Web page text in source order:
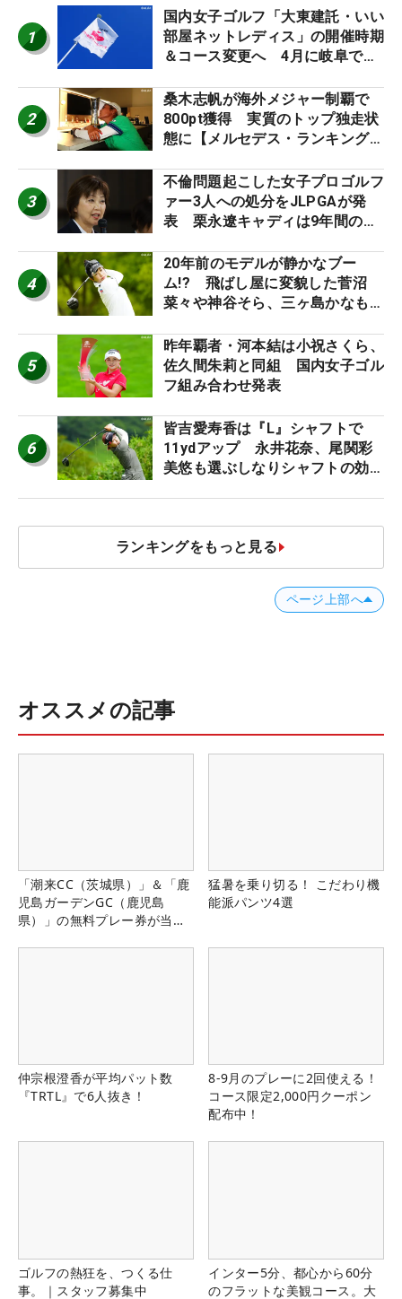
1
国内女子ゴルフ「大東建託・いい
部屋ネットレディス」の開催時期
＆コース変更へ 4月に岐阜で開
2
桑木志帆が海外メジャー制覇で
800pt獲得 実質のトップ独走状
態に【メルセデス・ランキング番
3
不倫問題起こした女子プロゴルフ
ァー3人への処分をJLPGAが発
表 栗永遼キャディは9年間の立
4
20年前のモデルが静かなブー
ム!? 飛ばし屋に変貌した菅沼
菜々や神谷そら、三ヶ島かなも使
ロたちの“飛ばしギア”】
5
昨年覇者・河本結は小祝さくら、
佐久間朱莉と同組 国内女子ゴル
フ組み合わせ発表
6
皆吉愛寿香は『L』シャフトで
11ydアップ 永井花奈、尾関彩
美悠も選ぶしなりシャフトの効果
ランキングをもっと見る
ページ上部へ
オススメの記事
「潮来CC（茨城県）」＆「鹿
児島ガーデンGC（鹿児島
県）」の無料プレー券が当た
猛暑を乗り切る！ こだわり機
能派パンツ4選
仲宗根澄香が平均パット数
『TRTL』で6人抜き！
8-9月のプレーに2回使える！
コース限定2,000円クーポン
配布中！
ゴルフの熱狂を、つくる仕
事。｜スタッフ募集中
インター5分、都心から60分
のフラットな美観コース。大